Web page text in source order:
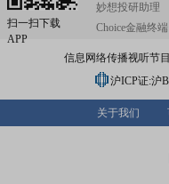
扫一扫下载
APP
妙想投研助理
Choice金融终端
信息网络传播视听节
沪ICP证:沪
关于我们